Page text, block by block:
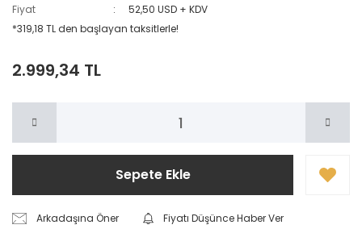
Fiyat
52,50 USD + KDV
*319,18 TL den başlayan taksitlerle!
2.999,34 TL
Sepete Ekle
Arkadaşına Öner
Fiyatı Düşünce Haber Ver